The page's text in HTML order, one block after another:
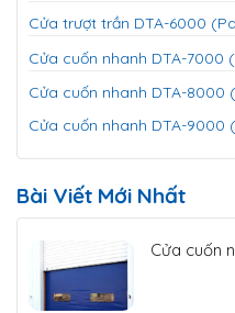
Cửa trượt trần DTA-6000
Cửa cuốn nhanh DTA-7000
Cửa cuốn nhanh DTA-8000
Cửa cuốn nhanh DTA-9000
Bài Viết Mới Nhất
Cửa cuốn